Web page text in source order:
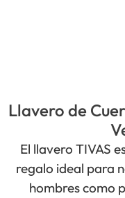
Llavero de
El llavero TIVAS
regalo ideal para
hombres como